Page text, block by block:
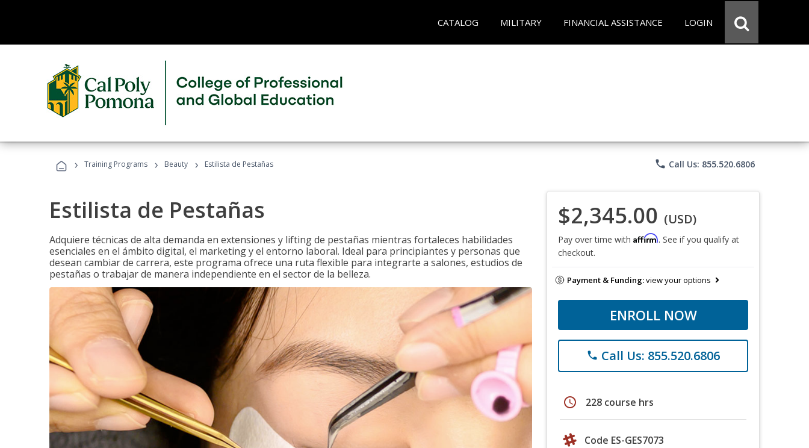
CATALOG MILITARY FINANCIAL ASSISTANCE LOGIN
› Training Programs › Beauty › Estilista de Pestañas phone Call Us: 855.520.6806
Estilista de Pestañas
Adquiere técnicas de alta demanda en extensiones y lifting de pestañas mientras fortaleces habilidades
esenciales en el ámbito digital, el marketing y el entorno laboral. Ideal para principiantes y personas que
desean cambiar de carrera, este programa ofrece una ruta flexible para integrarte a salones, estudios de
pestañas o trabajar de manera independiente en el sector de la belleza.
$2,345.00 (USD)
Pay over time with Affirm. See if you qualify at
checkout.
Payment & Funding:view your options
ENROLL NOW
phone Call Us: 855.520.6806
schedule 228 course hrs
Code ES-GES7073